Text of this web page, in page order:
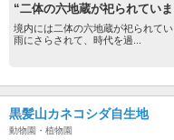
“二体の六地蔵が祀られてい
境内には二体の六地蔵が祀られて
雨にさらされて、時代を過...
黒髪山カネコシダ自生地
動物園・植物園